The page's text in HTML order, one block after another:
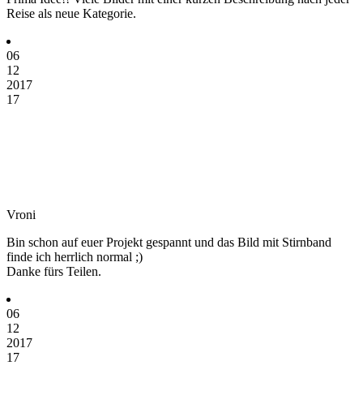
Reise als neue Kategorie.
06
12
2017
17
Vroni
Bin schon auf euer Projekt gespannt und das Bild mit Stirnband
finde ich herrlich normal ;)
Danke fürs Teilen.
06
12
2017
17